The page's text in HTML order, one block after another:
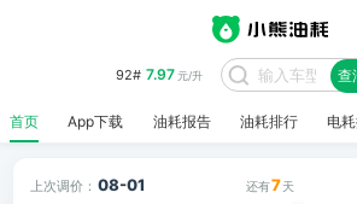
92# 7.97元/升 查
首页 App下载 油耗报告 油耗排行 电
上次调价： 08-01 还有7天